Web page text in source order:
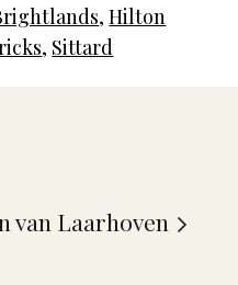
,Hilton
, Sittard
van Laarhoven